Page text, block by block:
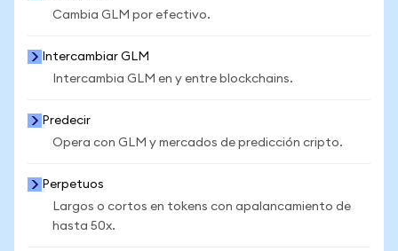
Cambia GLM por efectivo.
Intercambiar GLM
Intercambia GLM en y entre blockchains.
Predecir
Opera con GLM y mercados de predicción cripto.
Perpetuos
Largos o cortos en tokens con apalancamiento de
hasta 50x.